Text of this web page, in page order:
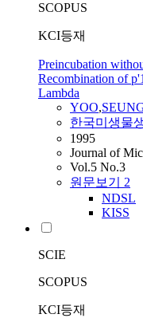
SCOPUS
KCI등재
Preincubation
Recombination of
Lambda
YOO,
한국미생물
1995
Journal of
Vol.5 No.3
원문보기 2
NDSL
KISS
SCIE
SCOPUS
KCI등재